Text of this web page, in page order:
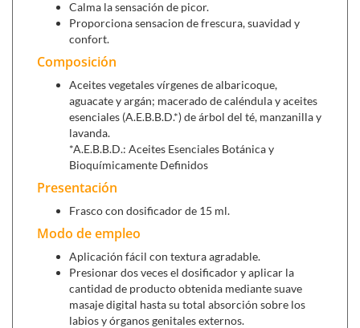
Aceites de albaricoque, aguacate y argán,
aportan hidratación a la zona vaginal.
Se puede combinar con:
Candinorm (10 óvulos vaginales),recomendado para
limpieza vaginal en casos de vaginosis bacteriana,
vulvovaginitis, candidiasis, micosis e infecciones
urinarias recurrentes. También lo tienes en cápsulas
para actuar a nivel interno:
Candicis (30 cápsulas)
vaginales.
Calma la sensación de picor.
Proporciona sensacion de frescura, suavidad y
confort.
Composición
Aceites vegetales vírgenes de albaricoque,
aguacate y argán; macerado de caléndula y aceites
esenciales (A.E.B.B.D.*) de árbol del té, manzanilla y
lavanda.
*A.E.B.B.D.: Aceites Esenciales Botánica y
Bioquímicamente Definidos
Presentación
Frasco con dosificador de 15 ml.
Modo de empleo
Aplicación fácil con textura agradable.
Presionar dos veces el dosificador y aplicar la
cantidad de producto obtenida mediante suave
masaje digital hasta su total absorción sobre los
labios y órganos genitales externos.